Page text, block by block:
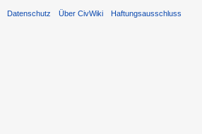
Datenschutz Über CivWiki Haftungsausschluss